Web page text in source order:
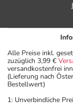
Alle Preise inkl.
zuzüglich 3,99 €
versandkostenfrei
(Lieferung nach
Bestellwert)
1: Unverbindliche